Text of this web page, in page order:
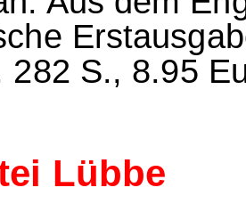
282 S., 8.95
Lübbe